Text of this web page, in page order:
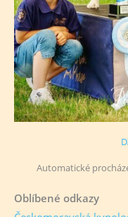
Automatické
Oblíbené odkazy